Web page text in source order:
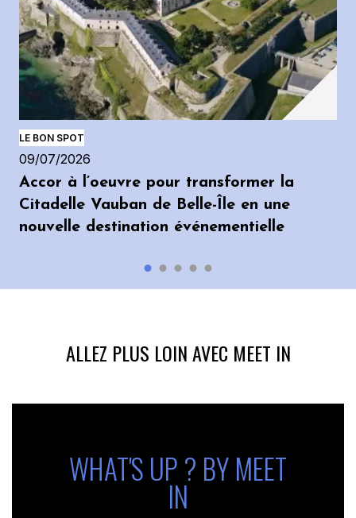
LE BON SPOT
09/07/2026
Accor à l’oeuvre pour transformer la
Citadelle Vauban de Belle-Île en une
nouvelle destination événementielle
ALLEZ PLUS LOIN AVEC MEET IN
WHAT'S UP ? BY MEET
IN